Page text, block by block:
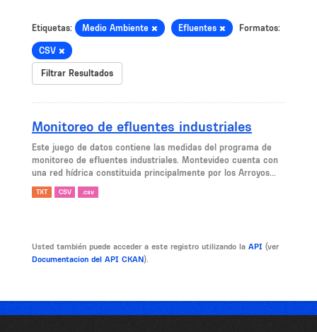
Etiquetas: Medio Ambiente Efluentes Formatos:
CSV
Filtrar Resultados
Monitoreo de efluentes industriales
Este juego de datos contiene las medidas del programa de
monitoreo de efluentes industriales. Montevideo cuenta con
una red hídrica constituida principalmente por los Arroyos...
TXT CSV .csv
Usted también puede acceder a este registro utilizando la API (ver
Documentacion del API CKAN).